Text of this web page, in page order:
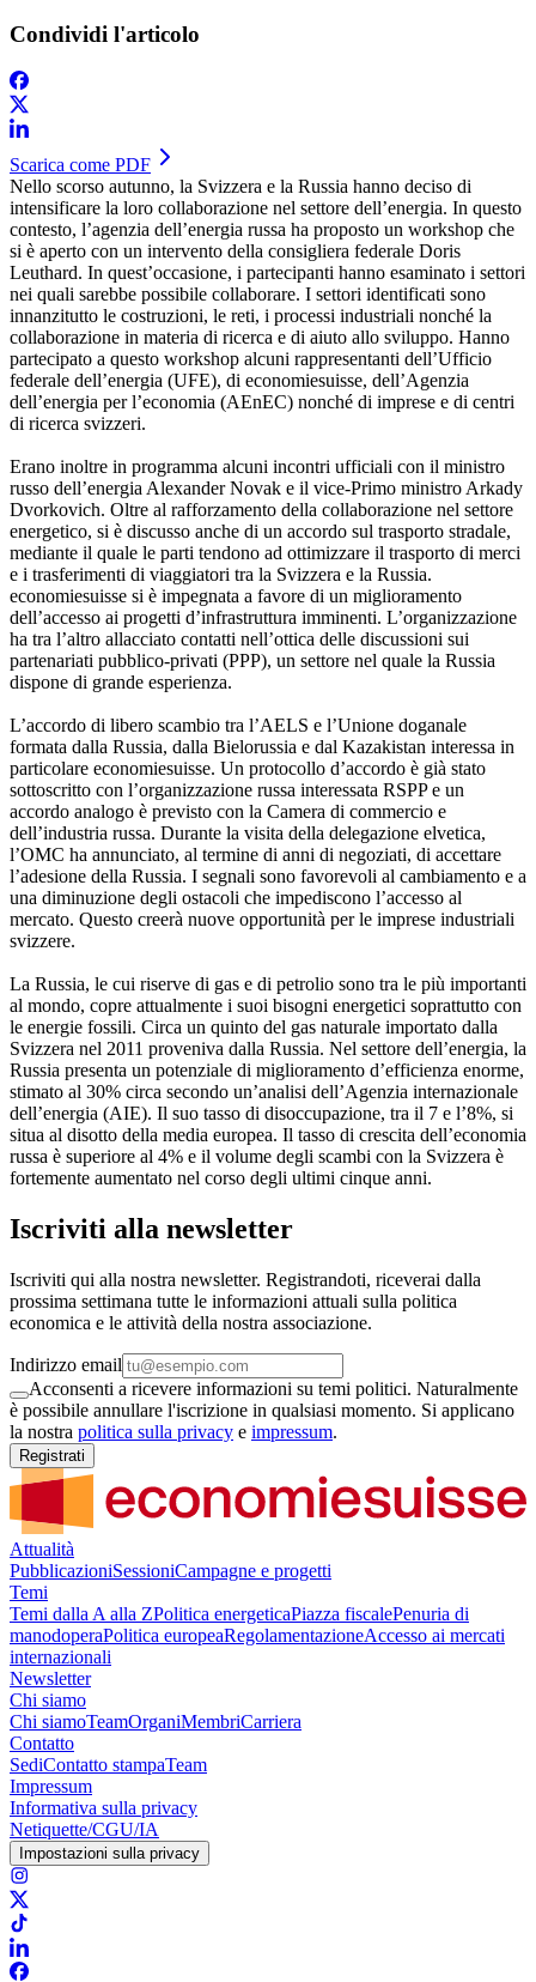
Condividi l'articolo
Scarica come PDF
​Nello scorso autunno, la Svizzera e la Russia hanno deciso di
intensificare la loro collaborazione nel settore dell’energia. In questo
contesto, l’agenzia dell’energia russa ha proposto un workshop che
si è aperto con un intervento della consigliera federale Doris
Leuthard. In quest’occasione, i partecipanti hanno esaminato i settori
nei quali sarebbe possibile collaborare. I settori identificati sono
innanzitutto le costruzioni, le reti, i processi industriali nonché la
collaborazione in materia di ricerca e di aiuto allo sviluppo. Hanno
partecipato a questo workshop alcuni rappresentanti dell’Ufficio
federale dell’energia (UFE), di economiesuisse, dell’Agenzia
dell’energia per l’economia (AEnEC) nonché di imprese e di centri
di ricerca svizzeri.
Erano inoltre in programma alcuni incontri ufficiali con il ministro
russo dell’energia Alexander Novak e il vice-Primo ministro Arkady
Dvorkovich. Oltre al rafforzamento della collaborazione nel settore
energetico, si è discusso anche di un accordo sul trasporto stradale,
mediante il quale le parti tendono ad ottimizzare il trasporto di merci
e i trasferimenti di viaggiatori tra la Svizzera e la Russia.
economiesuisse si è impegnata a favore di un miglioramento
dell’accesso ai progetti d’infrastruttura imminenti. L’organizzazione
ha tra l’altro allacciato contatti nell’ottica delle discussioni sui
partenariati pubblico-privati (PPP), un settore nel quale la Russia
dispone di grande esperienza.
L’accordo di libero scambio tra l’AELS e l’Unione doganale
formata dalla Russia, dalla Bielorussia e dal Kazakistan interessa in
particolare economiesuisse. Un protocollo d’accordo è già stato
sottoscritto con l’organizzazione russa interessata RSPP e un
accordo analogo è previsto con la Camera di commercio e
dell’industria russa. Durante la visita della delegazione elvetica,
l’OMC ha annunciato, al termine di anni di negoziati, di accettare
l’adesione della Russia. I segnali sono favorevoli al cambiamento e a
una diminuzione degli ostacoli che impediscono l’accesso al
mercato. Questo creerà nuove opportunità per le imprese industriali
svizzere.
La Russia, le cui riserve di gas e di petrolio sono tra le più importanti
al mondo, copre attualmente i suoi bisogni energetici soprattutto con
le energie fossili. Circa un quinto del gas naturale importato dalla
Svizzera nel 2011 proveniva dalla Russia. Nel settore dell’energia, la
Russia presenta un potenziale di miglioramento d’efficienza enorme,
stimato al 30% circa secondo un’analisi dell’Agenzia internazionale
dell’energia (AIE). Il suo tasso di disoccupazione, tra il 7 e l’8%, si
situa al disotto della media europea. Il tasso di crescita dell’economia
russa è superiore al 4% e il volume degli scambi con la Svizzera è
fortemente aumentato nel corso degli ultimi cinque anni.
Iscriviti alla newsletter
Iscriviti qui alla nostra newsletter. Registrandoti, riceverai dalla
prossima settimana tutte le informazioni attuali sulla politica
economica e le attività della nostra associazione.
Indirizzo email
Acconsenti a ricevere informazioni su temi politici. Naturalmente
è possibile annullare l'iscrizione in qualsiasi momento. Si applicano
la nostra politica sulla privacy e impressum.
Registrati
Attualità
PubblicazioniSessioniCampagne e progetti
Temi
Temi dalla A alla ZPolitica energeticaPiazza fiscalePenuria di
manodoperaPolitica europeaRegolamentazioneAccesso ai mercati
internazionali
Newsletter
Chi siamo
Chi siamoTeamOrganiMembriCarriera
Contatto
SediContatto stampaTeam
Impressum
Informativa sulla privacy
Netiquette/CGU/IA
Impostazioni sulla privacy